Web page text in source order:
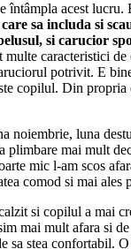
întâmpla acest
sa includa si
si carucior
multe caracteristici de
potrivit. E
copilul. Din
noiembrie, luna
plimbare mai mult
mic l-am scos
comod si mai ales
si copilul a mai
mai mult afara si
sa stea confortabil.